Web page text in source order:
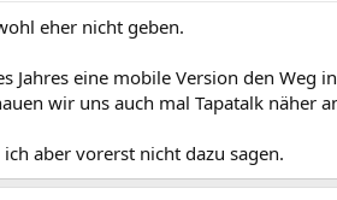
eher nicht geben.
Jahres eine mobile Version den Weg
wir uns auch mal Tapatalk näher
aber vorerst nicht dazu sagen.